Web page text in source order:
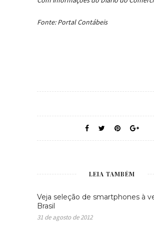
Fonte: Portal Contábeis
LEIA TAMBÉM
Veja seleção de smartphones à
Brasil
31 de agosto de 2012